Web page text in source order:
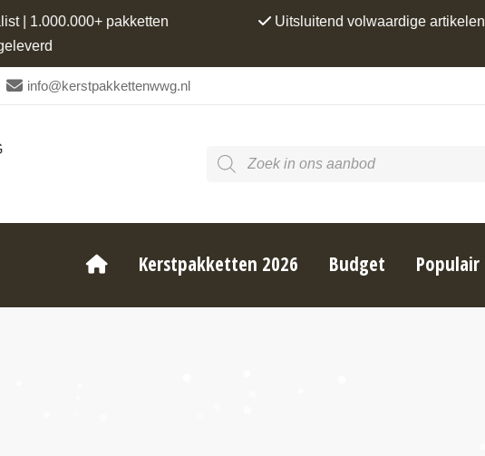
| 1.000.000+ pakketten
Uitsluitend volwaardige artikelen
info@kerstpakkettenwwg.nl
Producten zoeken
Kerstpakketten 2026 Budget Populair